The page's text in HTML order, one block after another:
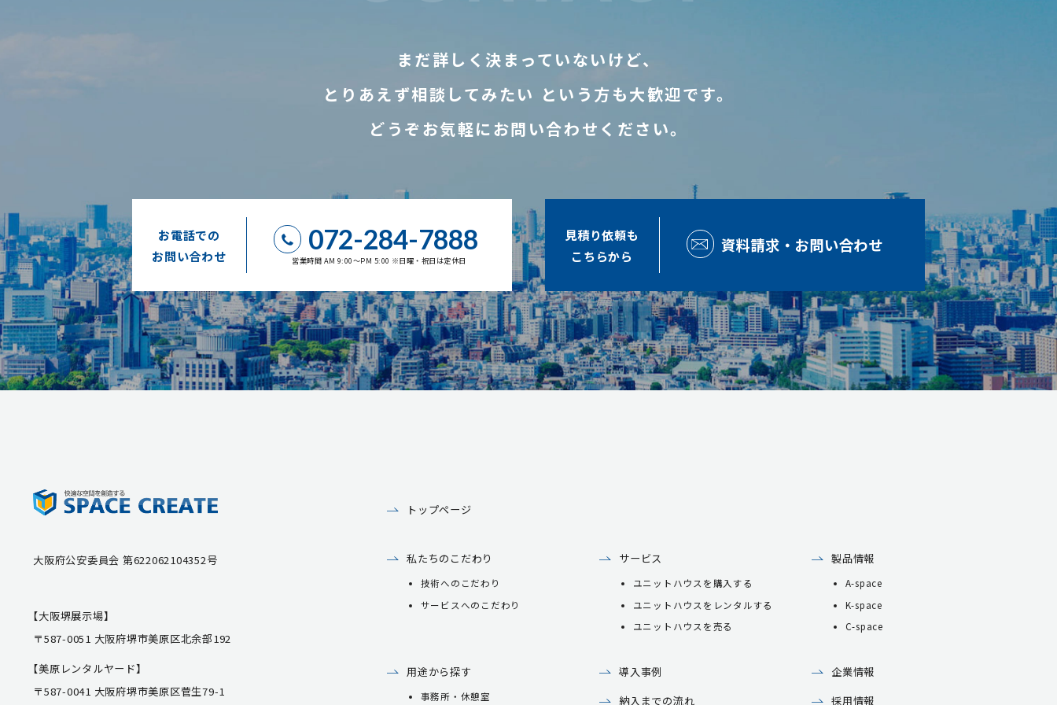
まだ詳しく決まっていないけど、
とりあえず相談してみたい という方も大歓迎です。
どうぞお気軽にお問い合わせください。
お電話での
お問い合わせ
072-284-7888
営業時間 AM 9:00～PM 5:00 ※日曜・祝日は定休日
見積り依頼も
こちらから
資料請求・お問い合わせ
大阪府公安委員会 第622062104352号
【大阪堺展示場】
〒587-0051 大阪府堺市美原区北余部192
【美原レンタルヤード】
〒587-0041 大阪府堺市美原区菅生79-1
トップページ
私たちのこだわり
技術へのこだわり
サービスへのこだわり
サービス
ユニットハウスを購入する
ユニットハウスをレンタルする
ユニットハウスを売る
製品情報
A-space
K-space
C-space
用途から探す
事務所・休憩室
導入事例
納入までの流れ
企業情報
採用情報